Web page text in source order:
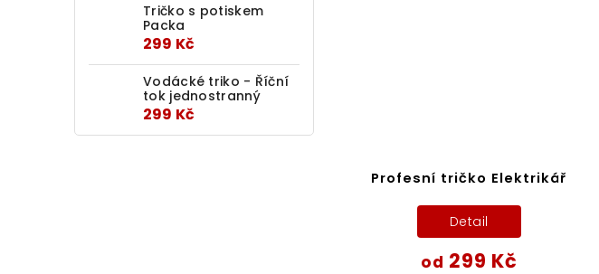
Tričko s potiskem
Packa
299 Kč
Vodácké triko - Říční
tok jednostranný
299 Kč
Profesní tričko Elektrikář
od 299 Kč
Detail